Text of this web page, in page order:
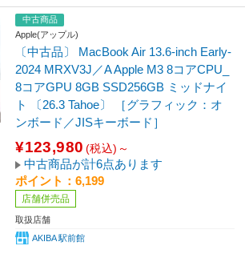
中古商品
Apple(アップル)
〔中古品〕 MacBook Air 13.6-inch Early-
2024 MRXV3J／A Apple M3 8コアCPU_
8コアGPU 8GB SSD256GB ミッドナイ
ト 〔26.3 Tahoe〕 ［グラフィック：オ
ンボード／JISキーボード］
¥123,980 (税込)～
中古商品が計6点あります
ポイント：6,199
店舗併売品
取扱店舗
AKIBA 駅前館